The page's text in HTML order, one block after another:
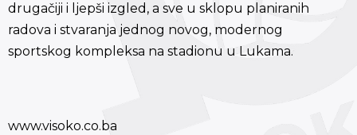
drugačiji i ljepši izgled, a sve u sklopu planiranih
radova i stvaranja jednog novog, modernog
sportskog kompleksa na stadionu u Lukama.
www.visoko.co.ba